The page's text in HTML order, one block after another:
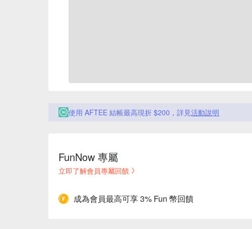
使用 AFTEE 結帳最高現折 $200，詳見活動說明
FunNow 專屬
立即了解會員專屬回饋
成為會員最高可享 3% Fun 幣回饋